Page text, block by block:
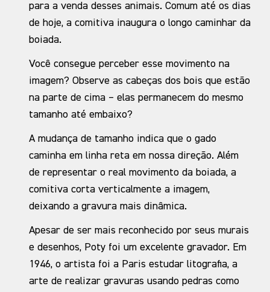
para a venda desses animais. Comum até os dias
de hoje, a comitiva inaugura o longo caminhar da
boiada.
Você consegue perceber esse movimento na
imagem? Observe as cabeças dos bois que estão
na parte de cima – elas permanecem do mesmo
tamanho até embaixo?
A mudança de tamanho indica que o gado
caminha em linha reta em nossa direção. Além
de representar o real movimento da boiada, a
comitiva corta verticalmente a imagem,
deixando a gravura mais dinâmica.
Apesar de ser mais reconhecido por seus murais
e desenhos, Poty foi um excelente gravador. Em
1946, o artista foi a Paris estudar litografia, a
arte de realizar gravuras usando pedras como